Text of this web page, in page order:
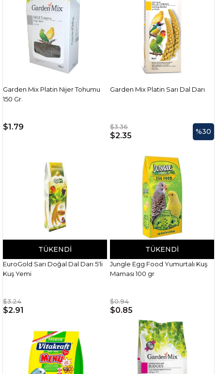
Garden Mix Platin Nijer Tohumu
150 Gr.
$1.79
Garden Mix Platin Sarı Dal Darı
$3.36
$2.35 %30
TÜKENDI
EuroGold Sarı Doğal Dal Darı 5'li
Kuş Yemi
$3.24
$2.91
TÜKENDI
Jungle Egg Food Yumurtalı Kuş
Maması 100 gr
$0.94
$0.85